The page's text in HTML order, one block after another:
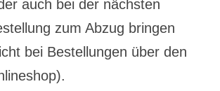
auch bei der nächsten
zum Abzug bringen
bei Bestellungen über den